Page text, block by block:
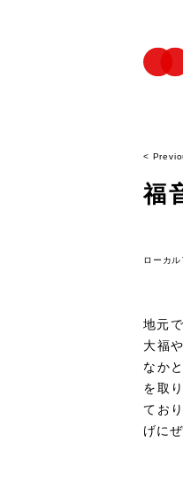
<
福
ローカル
地元
大福
なか
を取
てお
げに